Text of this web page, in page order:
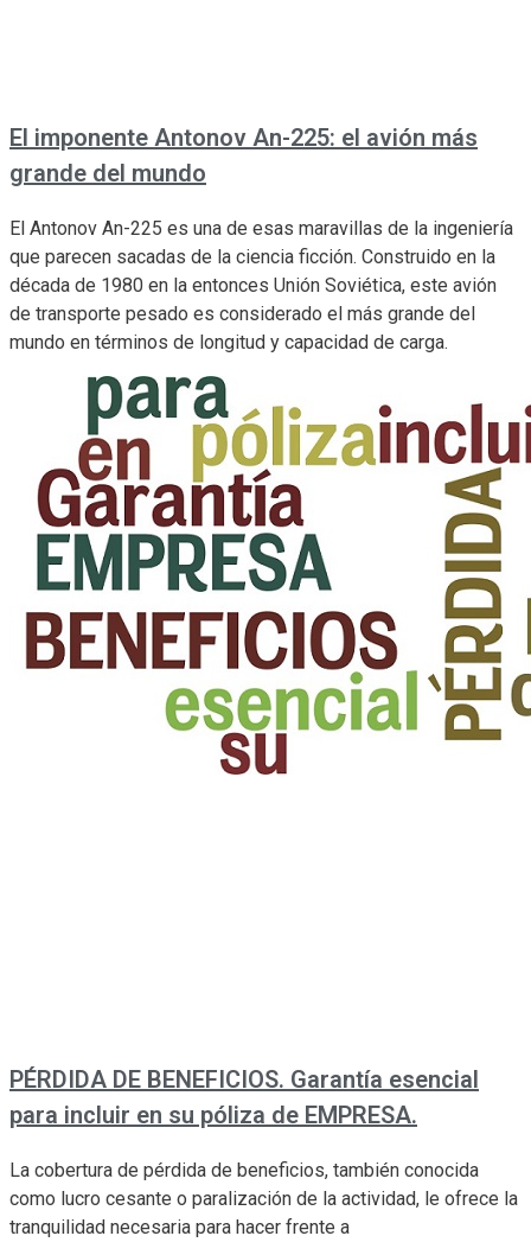
El imponente Antonov An-225: el avión más
grande del mundo
El Antonov An-225 es una de esas maravillas de la ingeniería
que parecen sacadas de la ciencia ficción. Construido en la
década de 1980 en la entonces Unión Soviética, este avión
de transporte pesado es considerado el más grande del
mundo en términos de longitud y capacidad de carga.
PÉRDIDA DE BENEFICIOS. Garantía esencial
para incluir en su póliza de EMPRESA.
La cobertura de pérdida de beneficios, también conocida
como lucro cesante o paralización de la actividad, le ofrece la
tranquilidad necesaria para hacer frente a